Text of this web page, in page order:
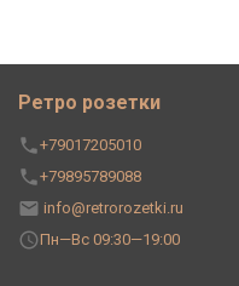
Ретро розетки
+79017205010
+79895789088
info@retrorozetki.ru
Пн—Вс 09:30—19:00